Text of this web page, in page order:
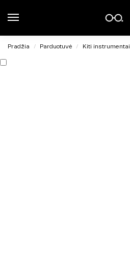
Pradžia / Parduotuvė / Kiti instrumentai